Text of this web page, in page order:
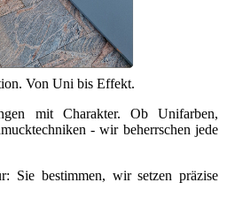
Von Uni bis Effekt.
mit Charakter. Ob Unifarben,
- wir beherrschen jede
Sie bestimmen, wir setzen präzise